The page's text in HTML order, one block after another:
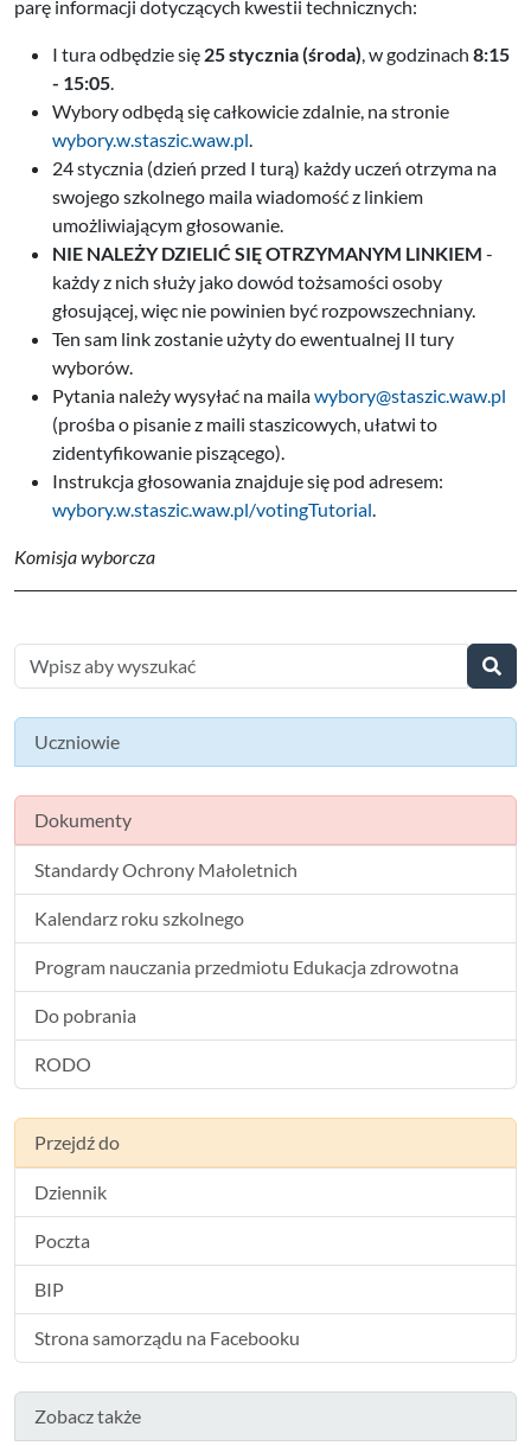
parę informacji dotyczących kwestii technicznych:
I tura odbędzie się 25 stycznia (środa), w godzinach 8:15
- 15:05.
Wybory odbędą się całkowicie zdalnie, na stronie
wybory.w.staszic.waw.pl.
24 stycznia (dzień przed I turą) każdy uczeń otrzyma na
swojego szkolnego maila wiadomość z linkiem
umożliwiającym głosowanie.
NIE NALEŻY DZIELIĆ SIĘ OTRZYMANYM LINKIEM -
każdy z nich służy jako dowód tożsamości osoby
głosującej, więc nie powinien być rozpowszechniany.
Ten sam link zostanie użyty do ewentualnej II tury
wyborów.
Pytania należy wysyłać na mailawybory@staszic.waw.pl
(prośba o pisanie z maili staszicowych, ułatwi to
zidentyfikowanie piszącego).
Instrukcja głosowania znajduje się pod adresem:
wybory.w.staszic.waw.pl/votingTutorial.
Komisja wyborcza
Uczniowie
Dokumenty
Standardy Ochrony Małoletnich
Kalendarz roku szkolnego
Program nauczania przedmiotu Edukacja zdrowotna
Do pobrania
RODO
Przejdź do
Dziennik
Poczta
BIP
Strona samorządu na Facebooku
Zobacz także